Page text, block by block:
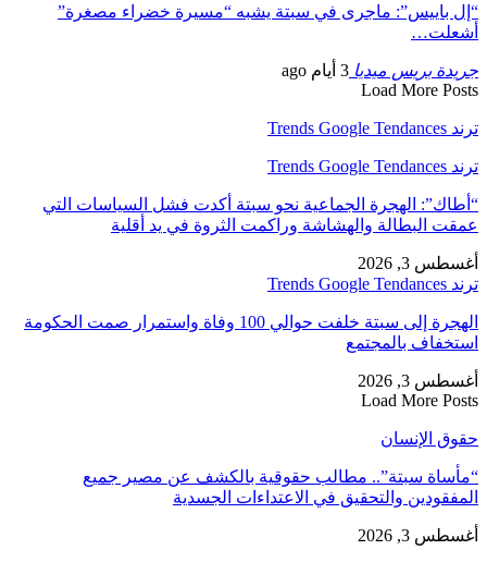
“إل باييس”: ماجرى في سبتة يشبه “مسيرة خضراء مصغرة”
أشعلت…
جريدة بريس ميديا 3 أيام ago
Load More Posts
ترند Trends Google Tendances
ترند Trends Google Tendances
“أطاك”: الهجرة الجماعية نحو سبتة أكدت فشل السياسات التي
عمقت البطالة والهشاشة وراكمت الثروة في يد أقلية
أغسطس 3, 2026
ترند Trends Google Tendances
الهجرة إلى سبتة خلفت حوالي 100 وفاة واستمرار صمت الحكومة
استخفاف بالمجتمع
أغسطس 3, 2026
Load More Posts
حقوق الإنسان
“مأساة سبتة”.. مطالب حقوقية بالكشف عن مصير جميع
المفقودين والتحقيق في الاعتداءات الجسدية
أغسطس 3, 2026